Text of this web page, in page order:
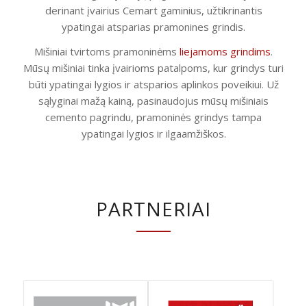
derinant įvairius Cemart gaminius, užtikrinantis
ypatingai atsparias pramonines grindis.
Mišiniai tvirtoms pramoninėms liejamoms grindims.
Mūsų mišiniai tinka įvairioms patalpoms, kur grindys turi
būti ypatingai lygios ir atsparios aplinkos poveikiui. Už
sąlyginai mažą kainą, pasinaudojus mūsų mišiniais
cemento pagrindu, pramoninės grindys tampa
ypatingai lygios ir ilgaamžiškos.
PARTNERIAI